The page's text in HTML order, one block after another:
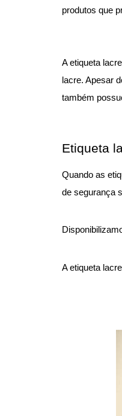
produtos que
A etiqueta
lacre. Apesar
também
Etiqueta
Quando as
de segurança
A etiqueta